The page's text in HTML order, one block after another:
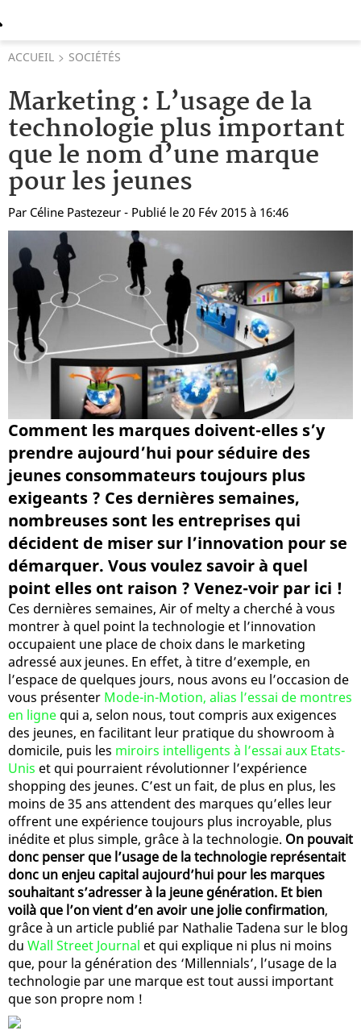
ACCUEIL SOCIÉTÉS
Marketing : L’usage de la
technologie plus important
que le nom d’une marque
pour les jeunes
Par Céline Pastezeur - Publié le 20 Fév 2015 à 16:46
Comment les marques doivent-elles s’y
prendre aujourd’hui pour séduire des
jeunes consommateurs toujours plus
exigeants ? Ces dernières semaines,
nombreuses sont les entreprises qui
décident de miser sur l’innovation pour se
démarquer. Vous voulez savoir à quel
point elles ont raison ? Venez-voir par ici !
Ces dernières semaines, Air of melty a cherché à vous
montrer à quel point la technologie et l’innovation
occupaient une place de choix dans le marketing
adressé aux jeunes. En effet, à titre d’exemple, en
l’espace de quelques jours, nous avons eu l’occasion de
vous présenter Mode-in-Motion, alias l’essai de montres
en ligne qui a, selon nous, tout compris aux exigences
des jeunes, en facilitant leur pratique du showroom à
domicile, puis les miroirs intelligents à l’essai aux Etats-
Unis et qui pourraient révolutionner l’expérience
shopping des jeunes. C’est un fait, de plus en plus, les
moins de 35 ans attendent des marques qu’elles leur
offrent une expérience toujours plus incroyable, plus
inédite et plus simple, grâce à la technologie. On pouvait
donc penser que l’usage de la technologie représentait
donc un enjeu capital aujourd’hui pour les marques
souhaitant s’adresser à la jeune génération. Et bien
voilà que l’on vient d’en avoir une jolie confirmation,
grâce à un article publié par Nathalie Tadena sur le blog
du Wall Street Journal et qui explique ni plus ni moins
que, pour la génération des ‘Millennials’, l’usage de la
technologie par une marque est tout aussi important
que son propre nom !